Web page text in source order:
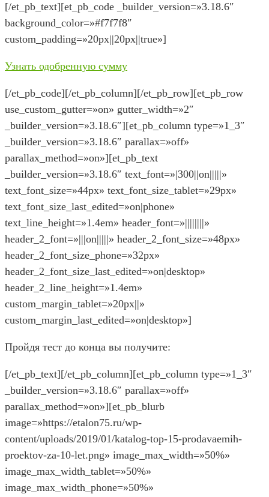
[/et_pb_text][et_pb_code _builder_version=»3.18.6″
background_color=»#f7f7f8″
custom_padding=»20px||20px||true»]
Узнать одобренную сумму
[/et_pb_code][/et_pb_column][/et_pb_row][et_pb_row
use_custom_gutter=»on» gutter_width=»2″
_builder_version=»3.18.6″][et_pb_column type=»1_3″
_builder_version=»3.18.6″ parallax=»off»
parallax_method=»on»][et_pb_text
_builder_version=»3.18.6″ text_font=»|300||on|||||»
text_font_size=»44px» text_font_size_tablet=»29px»
text_font_size_last_edited=»on|phone»
text_line_height=»1.4em» header_font=»||||||||»
header_2_font=»|||on|||||» header_2_font_size=»48px»
header_2_font_size_phone=»32px»
header_2_font_size_last_edited=»on|desktop»
header_2_line_height=»1.4em»
custom_margin_tablet=»20px||»
custom_margin_last_edited=»on|desktop»]
Пройдя тест до конца вы получите:
[/et_pb_text][/et_pb_column][et_pb_column type=»1_3″
_builder_version=»3.18.6″ parallax=»off»
parallax_method=»on»][et_pb_blurb
image=»https://etalon75.ru/wp-
content/uploads/2019/01/katalog-top-15-prodavaemih-
proektov-za-10-let.png» image_max_width=»50%»
image_max_width_tablet=»50%»
image_max_width_phone=»50%»